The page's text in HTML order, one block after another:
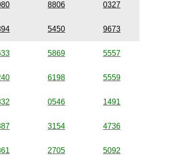
8806 0327
5450 9673
5869 5557
6198 5559
0546 1491
3154 4736
2705 5092